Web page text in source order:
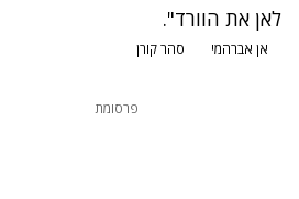
לאן את הוורד".
אן אברהמי סהר קורן
פרסומת